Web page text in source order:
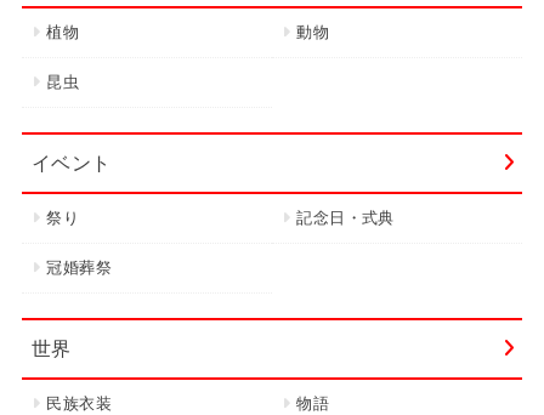
植物 動物
昆虫
イベント
祭り 記念日・式典
冠婚葬祭
世界
民族衣装 物語